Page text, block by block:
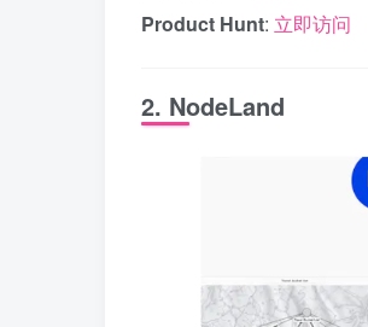
Product Hunt: 立即访问
2. NodeLand